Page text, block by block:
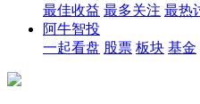
最佳收益 最多关注 最热
阿牛智投
一起看盘 股票 板块 基金